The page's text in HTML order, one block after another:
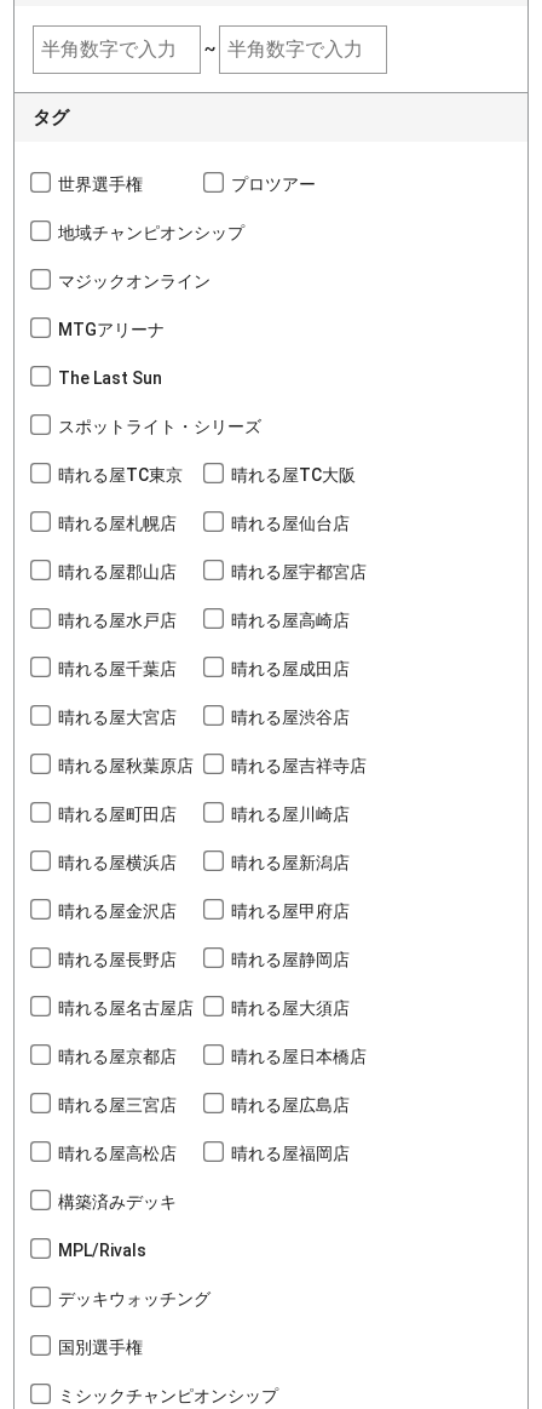
~
タグ
世界選手権 プロツアー
地域チャンピオンシップ
マジックオンライン
MTGアリーナ
The Last Sun
スポットライト・シリーズ
晴れる屋TC東京 晴れる屋TC大阪
晴れる屋札幌店 晴れる屋仙台店
晴れる屋郡山店 晴れる屋宇都宮店
晴れる屋水戸店 晴れる屋高崎店
晴れる屋千葉店 晴れる屋成田店
晴れる屋大宮店 晴れる屋渋谷店
晴れる屋秋葉原店 晴れる屋吉祥寺店
晴れる屋町田店 晴れる屋川崎店
晴れる屋横浜店 晴れる屋新潟店
晴れる屋金沢店 晴れる屋甲府店
晴れる屋長野店 晴れる屋静岡店
晴れる屋名古屋店 晴れる屋大須店
晴れる屋京都店 晴れる屋日本橋店
晴れる屋三宮店 晴れる屋広島店
晴れる屋高松店 晴れる屋福岡店
構築済みデッキ
MPL/Rivals
デッキウォッチング
国別選手権
ミシックチャンピオンシップ